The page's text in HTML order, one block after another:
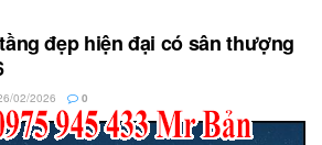
đẹp hiện đại có sân thượng
02/2026 0